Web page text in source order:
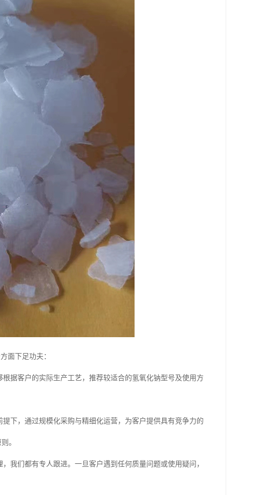
面下足功夫：
据客户的实际生产工艺，推荐较适合的氢氧化钠型号及使用方
下，通过规模化采购与精细化运营，为客户提供具有竞争力的
。
们都有专人跟进。一旦客户遇到任何质量问题或使用疑问，